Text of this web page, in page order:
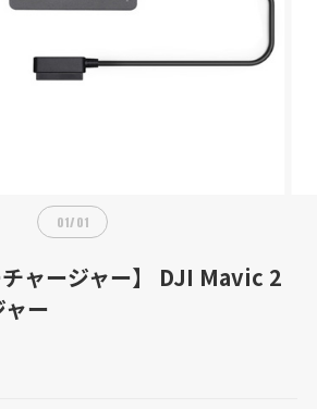
01/01
チャージャー】 DJI Mavic 2
ー